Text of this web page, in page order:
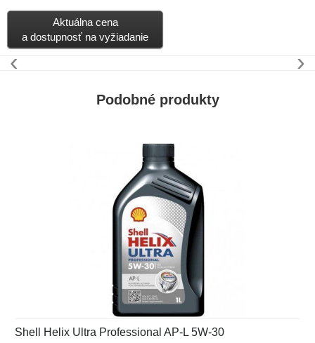
Aktuálna cena
a dostupnosť na vyžiadanie
Podobné produkty
‹ ›
Shell Helix Ultra Professional AP-L 5W-30